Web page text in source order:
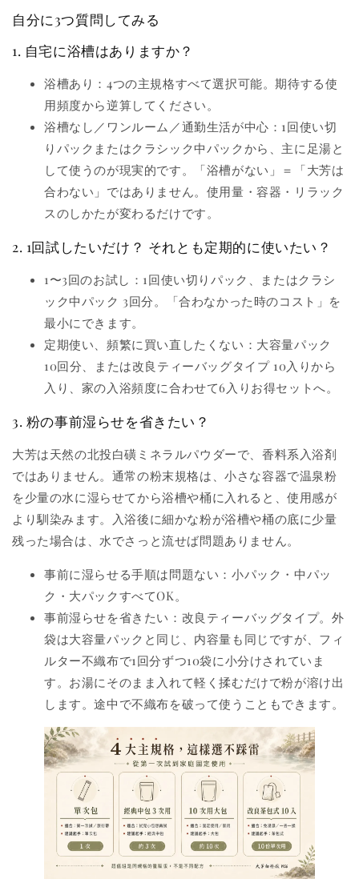
自分に3つ質問してみる
1. 自宅に浴槽はありますか？
浴槽あり：4つの主規格すべて選択可能。期待する使
用頻度から逆算してください。
浴槽なし／ワンルーム／通勤生活が中心：1回使い切
りパックまたはクラシック中パックから、主に足湯と
して使うのが現実的です。「浴槽がない」＝「大芳は
合わない」ではありません。使用量・容器・リラック
スのしかたが変わるだけです。
2. 1回試したいだけ？ それとも定期的に使いたい？
1〜3回のお試し：1回使い切りパック、またはクラシ
ック中パック 3回分。「合わなかった時のコスト」を
最小にできます。
定期使い、頻繁に買い直したくない：大容量パック
10回分、または改良ティーバッグタイプ 10入りから
入り、家の入浴頻度に合わせて6入りお得セットへ。
3. 粉の事前湿らせを省きたい？
大芳は天然の北投白磺ミネラルパウダーで、香料系入浴剤
ではありません。通常の粉末規格は、小さな容器で温泉粉
を少量の水に湿らせてから浴槽や桶に入れると、使用感が
より馴染みます。入浴後に細かな粉が浴槽や桶の底に少量
残った場合は、水でさっと流せば問題ありません。
事前に湿らせる手順は問題ない：小パック・中パッ
ク・大パックすべてOK。
事前湿らせを省きたい：改良ティーバッグタイプ。外
袋は大容量パックと同じ、内容量も同じですが、フィ
ルター不織布で1回分ずつ10袋に小分けされていま
す。お湯にそのまま入れて軽く揉むだけで粉が溶け出
します。途中で不織布を破って使うこともできます。